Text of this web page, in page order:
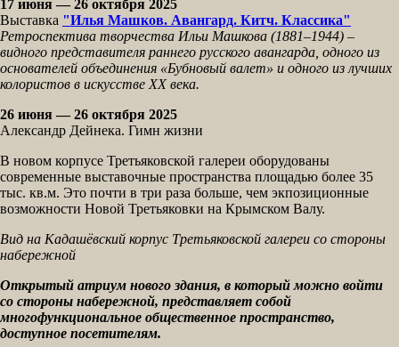
17 июня — 26 октября 2025
Выставка "Илья Машков. Авангард. Китч. Классика"
Ретроспектива творчества Ильи Машкова (1881–1944) –
видного представителя раннего русского авангарда, одного из
основателей объединения «Бубновый валет» и одного из лучших
колористов в искусстве XX века.
26 июня — 26 октября 2025
Александр Дейнека. Гимн жизни
В новом корпусе Третьяковской галереи оборудованы
современные выставочные пространства площадью более 35
тыс. кв.м. Это почти в три раза больше, чем экпозиционные
возможности Новой Третьяковки на Крымском Валу.
Вид на Кадашёвский корпус Третьяковской галереи со стороны
набережной
Открытый атриум нового здания, в который можно войти
со стороны набережной, представляет собой
многофункциональное общественное пространство,
доступное посетителям.